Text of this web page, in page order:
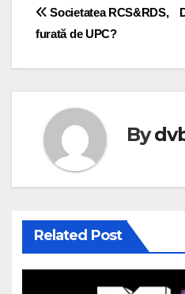
Post
Societatea RCS&RDS,
furată de UPC?
By
Related Post